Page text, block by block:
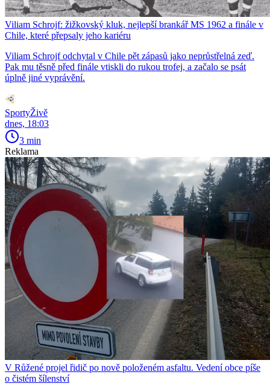
Viliam Schrojf: žižkovský kluk, nejlepší brankář MS 1962 a finále v
Chile, které přepsaly jeho kariéru
Viliam Schrojf odchytal v Chile pět zápasů jako neprůstřelná zeď.
Pak mu těsně před finále vtiskli do rukou trofej, a začalo se psát
úplně jiné vyprávění.
SportyŽivě
dnes, 18:03
3 min
Reklama
V Růžené projel řidič po nově položeném asfaltu. Vedení obce píše
o čistém šílenství